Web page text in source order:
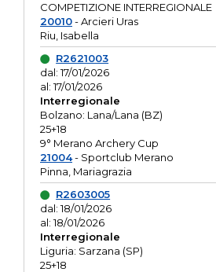
COMPETIZIONE INTERREGIONALE
20010- Arcieri Uras
Riu, Isabella
R2621003
dal: 17/01/2026
al: 17/01/2026
Interregionale
Bolzano: Lana/Lana (BZ)
25+18
9° Merano Archery Cup
21004- Sportclub Merano
Pinna, Mariagrazia
R2603005
dal: 18/01/2026
al: 18/01/2026
Interregionale
Liguria: Sarzana (SP)
25+18